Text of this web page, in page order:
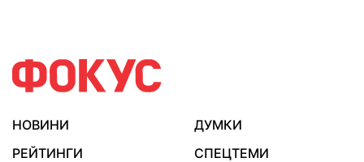
НОВИНИ
ДУМКИ
РЕЙТИНГИ
СПЕЦТЕМИ